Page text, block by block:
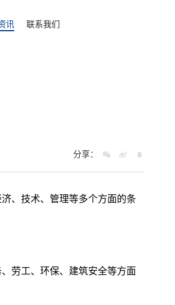
讯 联系我们
分享：
、技术、管理等多个方面的条
劳工、环保、建筑安全等方面